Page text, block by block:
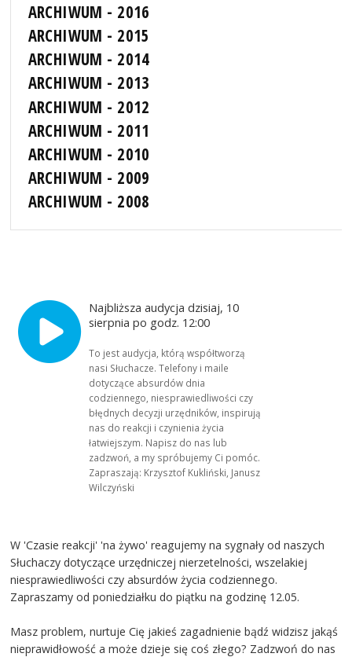
ARCHIWUM - 2016
ARCHIWUM - 2015
ARCHIWUM - 2014
ARCHIWUM - 2013
ARCHIWUM - 2012
ARCHIWUM - 2011
ARCHIWUM - 2010
ARCHIWUM - 2009
ARCHIWUM - 2008
Najbliższa audycja dzisiaj, 10
sierpnia po godz. 12:00
To jest audycja, którą współtworzą
nasi Słuchacze. Telefony i maile
dotyczące absurdów dnia
codziennego, niesprawiedliwości czy
błędnych decyzji urzędników, inspirują
nas do reakcji i czynienia życia
łatwiejszym. Napisz do nas lub
zadzwoń, a my spróbujemy Ci pomóc.
Zapraszają: Krzysztof Kukliński, Janusz
Wilczyński
W 'Czasie reakcji' 'na żywo' reagujemy na sygnały od naszych
Słuchaczy dotyczące urzędniczej nierzetelności, wszelakiej
niesprawiedliwości czy absurdów życia codziennego.
Zapraszamy od poniedziałku do piątku na godzinę 12.05.
Masz problem, nurtuje Cię jakieś zagadnienie bądź widzisz jakąś
nieprawidłowość a może dzieje się coś złego? Zadzwoń do nas